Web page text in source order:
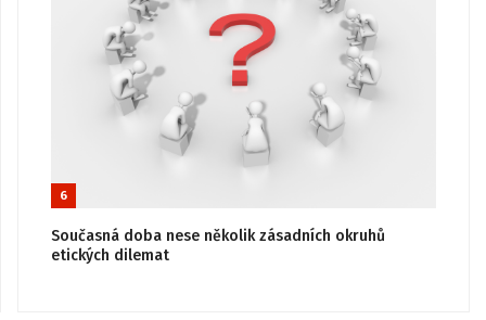
6
Současná doba nese několik zásadních okruhů
etických dilemat